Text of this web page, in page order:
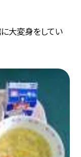
大変身をしてい